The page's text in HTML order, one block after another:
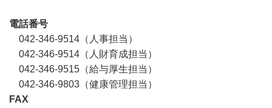
電話番号
042-346-9514（人事担当）
042-346-9514（人財育成担当）
042-346-9515（給与厚生担当）
042-346-9803（健康管理担当）
FAX